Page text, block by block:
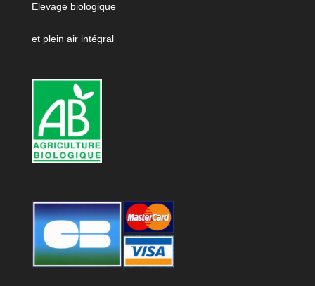
Elevage biologique
et plein air intégral